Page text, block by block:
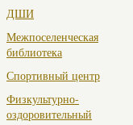
ДШИ
Межпоселенческая
библиотека
Спортивный центр
Физкультурно-
оздоровительный